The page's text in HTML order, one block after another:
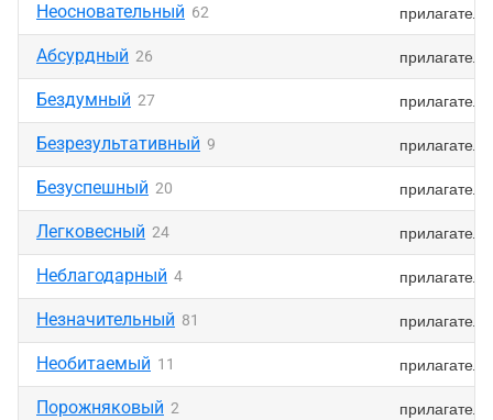
Неосновательный 62
Абсурдный 26
Бездумный 27
Безрезультативный 9
Безуспешный 20
Легковесный 24
Неблагодарный 4
Незначительный 81
Необитаемый 11
Порожняковый 2